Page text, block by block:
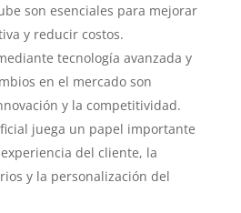
son esenciales para mejorar
y reducir costos.
tecnología avanzada y
en el mercado son
y la competitividad.
juega un papel importante
del cliente, la
y la personalización del